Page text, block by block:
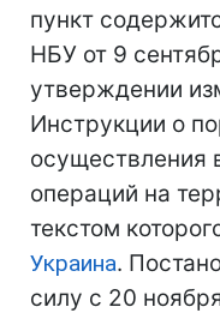
пункт
НБУ от 9
утверждении
Инструкции о
осуществления
операций на
текстом
Украина.
силу с 20